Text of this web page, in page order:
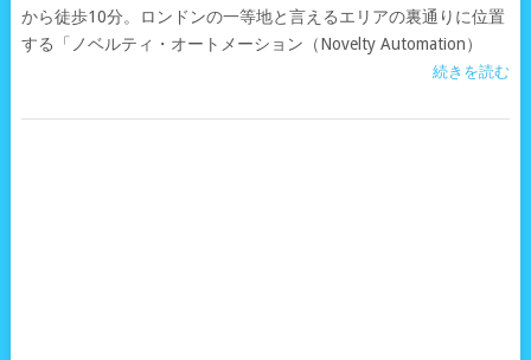
から徒歩10分。ロンドンの一等地と言えるエリアの裏通りに位置
する「ノベルティ・オートメーション（Novelty Automation）
続きを読む